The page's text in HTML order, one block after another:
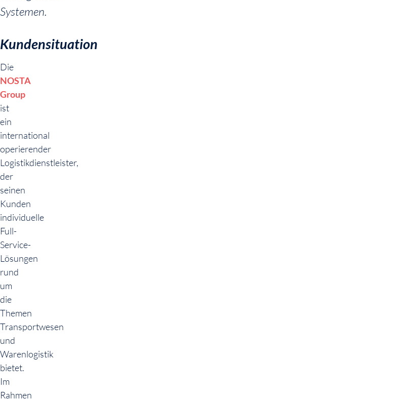
Systemen.
Kundensituation
Die
NOSTA
Group
ist
ein
international
operierender
Logistikdienstleister,
der
seinen
Kunden
individuelle
Full-
Service-
Lösungen
rund
um
die
Themen
Transportwesen
und
Warenlogistik
bietet.
Im
Rahmen